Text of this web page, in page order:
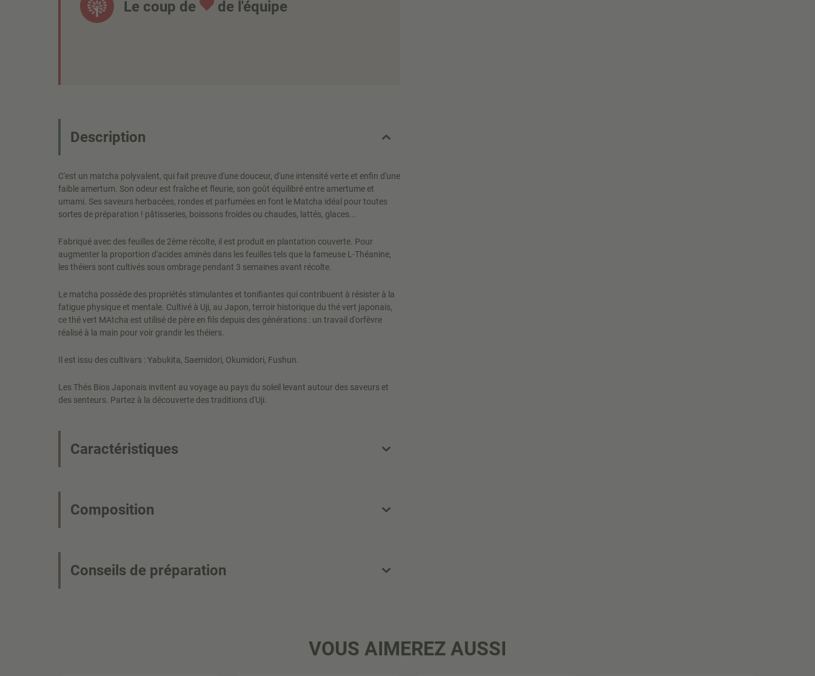
Le coup de de l'équipe
Description
C'est un matcha polyvalent, qui fait preuve d'une douceur, d'une intensité verte et enfin d'une
faible amertum. Son odeur est fraîche et fleurie, son goût équilibré entre amertume et
umami. Ses saveurs herbacées, rondes et parfumées en font le Matcha idéal pour toutes
sortes de préparation ! pâtisseries, boissons froides ou chaudes, lattés, glaces...
Fabriqué avec des feuilles de 2ème récolte, il est produit en plantation couverte. Pour
augmenter la proportion d'acides aminés dans les feuilles tels que la fameuse L-Théanine,
les théiers sont cultivés sous ombrage pendant 3 semaines avant récolte.
Le matcha possède des propriétés stimulantes et tonifiantes qui contribuent à résister à la
fatigue physique et mentale. Cultivé à Uji, au Japon, terroir historique du thé vert japonais,
ce thé vert MAtcha est utilisé de père en fils depuis des générations : un travail d'orfèvre
réalisé à la main pour voir grandir les théiers.
Il est issu des cultivars : Yabukita, Saemidori, Okumidori, Fushun.
Les Thés Bios Japonais invitent au voyage au pays du soleil levant autour des saveurs et
des senteurs. Partez à la découverte des traditions d'Uji.
Caractéristiques
Composition
Conseils de préparation
VOUS AIMEREZ AUSSI